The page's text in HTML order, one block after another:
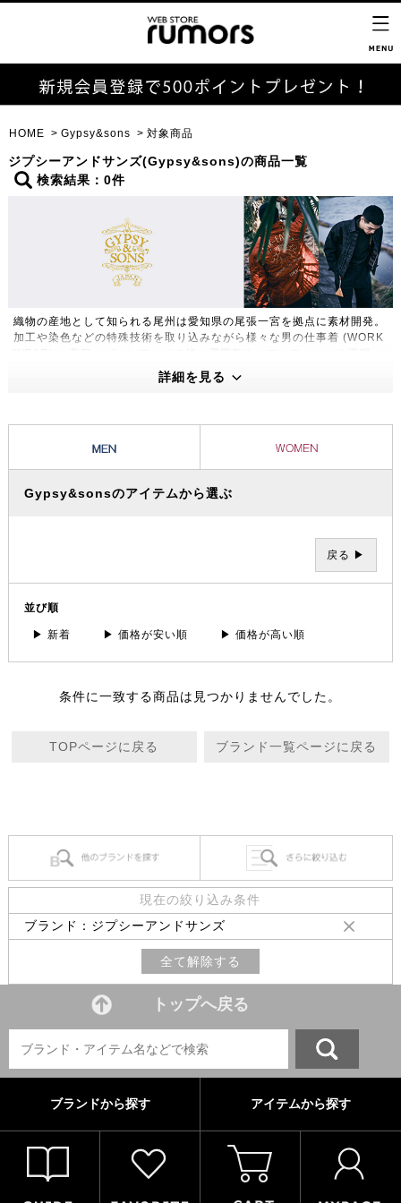
HOME Gypsy&sons 対象商品
ジプシーアンドサンズ(Gypsy&sons)の商品一覧
検索結果：0件
織物の産地として知られる尾州は愛知県の尾張一宮を拠点に素材開発。
加工や染色などの特殊技術を取り込みながら様々な男の仕事着 (WORK
し、WORK STYLEとDRESS STYLE の両立をキーに独自の世界観を
創造する。ユーロカジュアルが持つ都会的なシルエットと1つにするこ
詳細を見る
Gypsy&sonsのアイテムから選ぶ
戻る ▶
並び順
▶ 新着 ▶ 価格が安い順 ▶ 価格が高い順
条件に一致する商品は見つかりませんでした。
TOPページに戻る ブランド一覧ページに戻る
現在の絞り込み条件
ブランド：ジプシーアンドサンズ
全て解除する
トップへ戻る
ブランドから探す アイテムから探す